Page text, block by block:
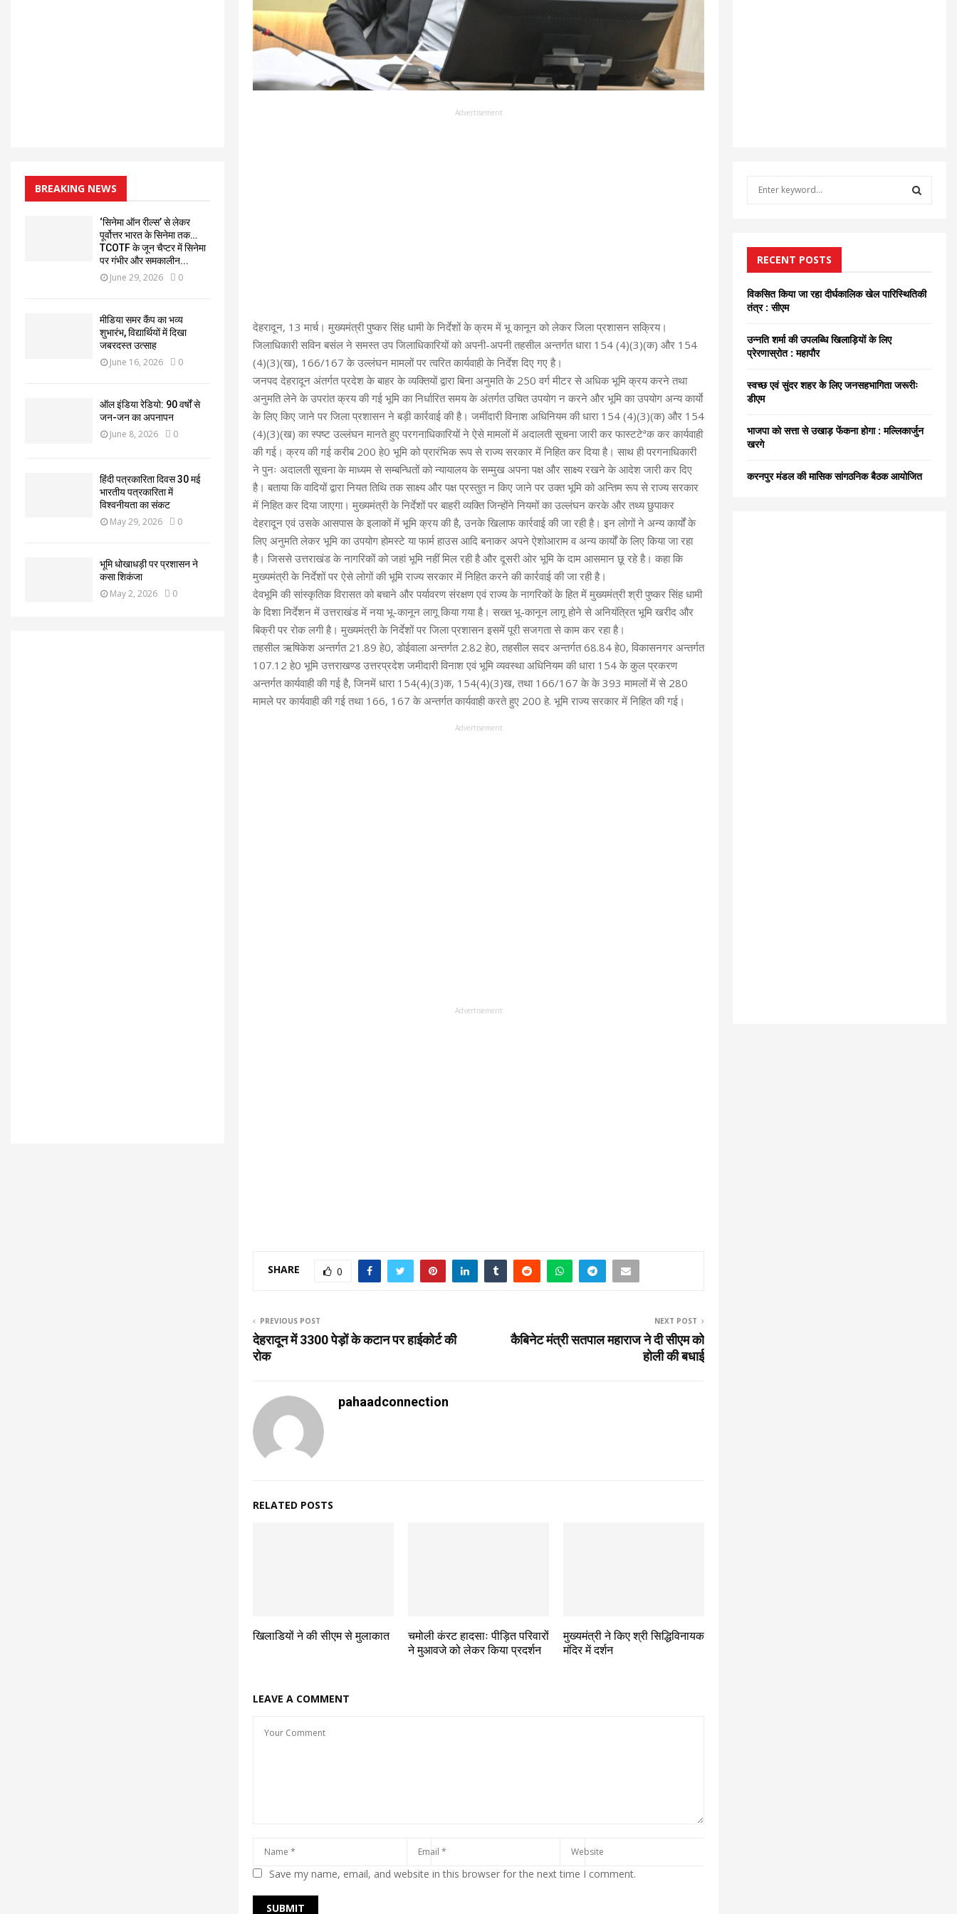
Advertisement
देहरादून, 13 मार्च। मुख्यमंत्री पुष्कर सिंह धामी के निर्देशों के क्रम में भू कानून को लेकर जिला प्रशासन सक्रिय।
जिलाधिकारी सविन बसंल ने समस्त उप जिलाधिकारियों को अपनी-अपनी तहसील अन्तर्गत धारा 154 (4)(3)(क) और 154
(4)(3)(ख), 166/167 के उल्लंघन मामलों पर त्वरित कार्यवाही के निर्देश दिए गए है।
जनपद देहरादून अंतर्गत प्रदेश के बाहर के व्यक्तियों द्वारा बिना अनुमति के 250 वर्ग मीटर से अधिक भूमि क्रय करने तथा
अनुमति लेने के उपरांत क्रय की गई भूमि का निर्धारित समय के अंतर्गत उचित उपयोग न करने और भूमि का उपयोग अन्य कार्याे
के लिए किए जाने पर जिला प्रशासन ने बड़ी कार्रवाई की है। जमींदारी विनाश अधिनियम की धारा 154 (4)(3)(क) और 154
(4)(3)(ख) का स्पष्ट उल्लंघन मानते हुए परगनाधिकारियों ने ऐसे मामलों में अदालती सूचना जारी कर फास्टटेªक कर कार्यवाही
की गई। क्रय की गई करीब 200 हे0 भूमि को प्रारंभिक रूप से राज्य सरकार में निहित कर दिया है। साथ ही परगनाधिकारी
ने पुनः अदालती सूचना के माध्यम से सम्बन्धितों को न्यायालय के सम्मुख अपना पक्ष और साक्ष्य रखने के आदेश जारी कर दिए
है। बताया कि वादियों द्वारा नियत तिथि तक साक्ष्य और पक्ष प्रस्तुत न किए जाने पर उक्त भूमि को अन्तिम रूप से राज्य सरकार
में निहित कर दिया जाएगा। मुख्यमंत्री के निर्देशों पर बाहरी व्यक्ति जिन्होंने नियमों का उल्लंघन करके और तथ्य छुपाकर
देहरादून एवं उसके आसपास के इलाकों में भूमि क्रय की है, उनके खिलाफ कार्रवाई की जा रही है। इन लोगों ने अन्य कार्यों के
लिए अनुमति लेकर भूमि का उपयोग होमस्टे या फार्म हाउस आदि बनाकर अपने ऐशोआराम व अन्य कार्यों के लिए किया जा रहा
है। जिससे उत्तराखंड के नागरिकों को जहां भूमि नहीं मिल रही है और दूसरी ओर भूमि के दाम आसमान छू रहे है। कहा कि
मुख्यमंत्री के निर्देशों पर ऐसे लोगों की भूमि राज्य सरकार में निहित करने की कार्रवाई की जा रही है।
देवभूमि की सांस्कृतिक विरासत को बचाने और पर्यावरण संरक्षण एवं राज्य के नागरिकों के हित में मुख्यमंत्री श्री पुष्कर सिंह धामी
के दिशा निर्देशन में उत्तराखंड में नया भू-कानून लागू किया गया है। सख्त भू-कानून लागू होने से अनियंत्रित भूमि खरीद और
बिक्री पर रोक लगी है। मुख्यमंत्री के निर्देशों पर जिला प्रशासन इसमें पूरी सजगता से काम कर रहा है।
तहसील ऋषिकेश अन्तर्गत 21.89 हे0, डोईवाला अन्तर्गत 2.82 हे0, तहसील सदर अन्तर्गत 68.84 हे0, विकासनगर अन्तर्गत
107.12 हे0 भूमि उत्तराखण्ड उत्तरप्रदेश जमीदारी विनाश एवं भूमि व्यवस्था अधिनियम की धारा 154 के कुल प्रकरण
अन्तर्गत कार्यवाही की गई है, जिनमें धारा 154(4)(3)क, 154(4)(3)ख, तथा 166/167 के के 393 मामलों में से 280
मामले पर कार्यवाही की गई तथा 166, 167 के अन्तर्गत कार्यवाही करते हुए 200 हे. भूमि राज्य सरकार में निहित की गई।
Advertisement
Advertisement
SHARE 0
PREVIOUS POST
देहरादून में 3300 पेड़ों के कटान पर हाईकोर्ट की
रोक
NEXT POST
कैबिनेट मंत्री सतपाल महाराज ने दी सीएम को
होली की बधाई
pahaadconnection
RELATED POSTS
खिलाडियों ने की सीएम से मुलाकात
चमोली कंरट हादसाः पीड़ित परिवारों
ने मुआवजे को लेकर किया प्रदर्शन
मुख्यमंत्री ने किए श्री सिद्धिविनायक
मंदिर में दर्शन
LEAVE A COMMENT
Save my name, email, and website in this browser for the next time I comment.
BREAKING NEWS
‘सिनेमा ऑन रील्स’ से लेकर
पूर्वोत्तर भारत के सिनेमा तक…
TCOTF के जून चैप्टर में सिनेमा
पर गंभीर और समकालीन...
June 29, 2026 0
मीडिया समर कैंप का भव्य
शुभारंभ, विद्यार्थियों में दिखा
जबरदस्त उत्साह
June 16, 2026 0
ऑल इंडिया रेडियो: 90 वर्षों से
जन-जन का अपनापन
June 8, 2026 0
हिंदी पत्रकारिता दिवस 30 मई
भारतीय पत्रकारिता में
विश्वनीयता का संकट
May 29, 2026 0
भूमि धोखाधड़ी पर प्रशासन ने
कसा शिकंजा
May 2, 2026 0
f
o
r
RECENT POSTS
विकसित किया जा रहा दीर्घकालिक खेल पारिस्थितिकी
तंत्र : सीएम
उन्नति शर्मा की उपलब्धि खिलाड़ियों के लिए
प्रेरणास्रोत : महापौर
स्वच्छ एवं सुंदर शहर के लिए जनसहभागिता जरूरीः
डीएम
भाजपा को सत्ता से उखाड़ फेंकना होगा : मल्लिकार्जुन
खरगे
करनपुर मंडल की मासिक सांगठनिक बैठक आयोजित